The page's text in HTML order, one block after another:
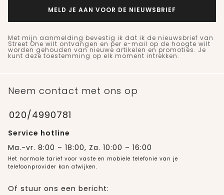
MELD JE AAN VOOR DE NIEUWSBRIEF
Met mijn aanmelding bevestig ik dat ik de nieuwsbrief van
Street One wilt ontvangen en per e-mail op de hoogte wilt
worden gehouden van nieuwe artikelen en promoties. Je
kunt deze toestemming op elk moment intrekken.
Neem contact met ons op
020/4990781
Service hotline
Ma.-vr. 8:00 – 18:00, Za. 10:00 – 16:00
Het normale tarief voor vaste en mobiele telefonie van je
telefoonprovider kan afwijken.
Of stuur ons een bericht: